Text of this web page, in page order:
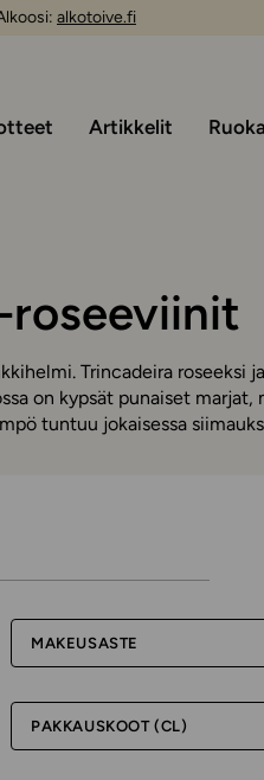
alkotoive.fi
Artikkelit
roseeviinit
Trincadeira roseeksi
on kypsät punaiset marjat,
tuntuu jokaisessa
MAKEUSASTE
PAKKAUSKOOT (CL)